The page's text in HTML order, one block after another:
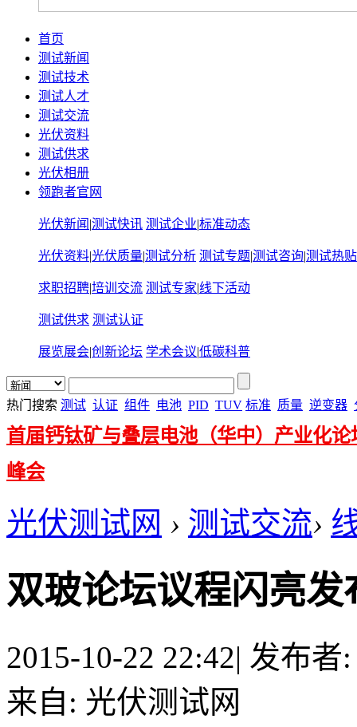
首页
测试新闻
测试技术
测试人才
测试交流
光伏资料
测试供求
光伏相册
领跑者官网
光伏新闻 |测试快讯 测试企业|标准动态
光伏资料|光伏质量|测试分析 测试专题|测试咨询|测试热贴
求职招聘|培训交流 测试专家|线下活动
测试供求 测试认证
展览展会|创新论坛 学术会议|低碳科普
热门搜索 测试 认证 组件 电池 PID TUV 标准 质量 逆变器
首届钙钛矿与叠层电池（华中）产业化论
峰会
光伏测试网 › 测试交流›
双玻论坛议程闪亮
2015-10-22 22:42| 发布者
来自: 光伏测试网